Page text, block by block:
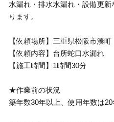
水漏れ・排水水漏れ・設備更
ります。
【依頼場所】三重県松阪市湊町
【依頼内容】台所蛇口水漏れ
【施工時間】1時間30分
★作業前の状況
築年数30年以上、使用年数は20